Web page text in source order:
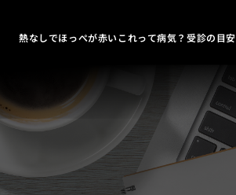
熱なしでほっぺが赤いこれって病気？受診の目安